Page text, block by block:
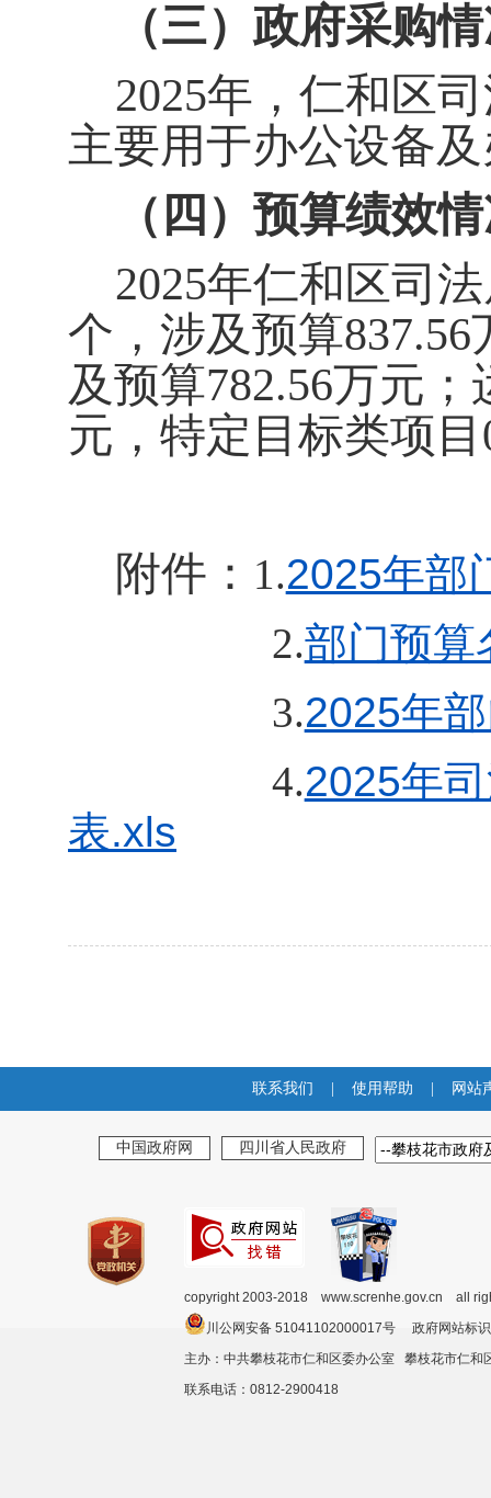
（三）政府采购
2025年，仁和区
主要用于办公设备
（四）预算绩效
2025年仁和区司
个，涉及预算837.56
及预算782.56万元；
元，特定目标类项目
附件： 1.2025年部
2.部门预算
3.2025年
4.2025年
表.xls
联系我们 使用帮助 网站
中国政府网 四川省人民政府
copyright 2003-2018 www.screnhe.gov.cn all
川公网安备 51041102000017号 政府网站
主办：中共攀枝花市仁和区委办公室 攀枝花市仁
联系电话：0812-2900418